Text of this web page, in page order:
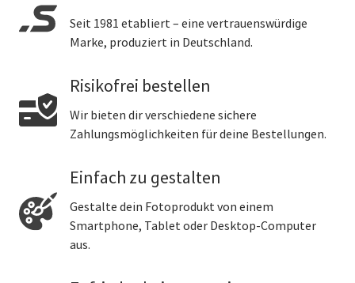
Seit 1981 etabliert – eine vertrauenswürdige
Marke, produziert in Deutschland.
Risikofrei bestellen
Wir bieten dir verschiedene sichere
Zahlungsmöglichkeiten für deine Bestellungen.
Einfach zu gestalten
Gestalte dein Fotoprodukt von einem
Smartphone, Tablet oder Desktop-Computer
aus.